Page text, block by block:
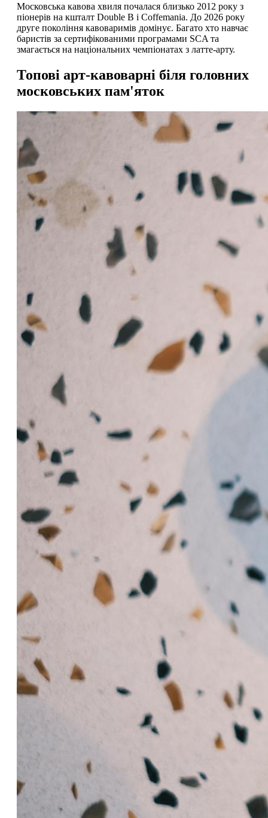
Московська кавова хвиля почалася близько 2012 року з
піонерів на кшталт Double B і Coffemania. До 2026 року
друге покоління кавоваримів домінує. Багато хто навчає
баристів за сертифікованими програмами SCA та
змагається на національних чемпіонатах з латте-арту.
Топові арт-кавоварні біля головних
московських пам'яток